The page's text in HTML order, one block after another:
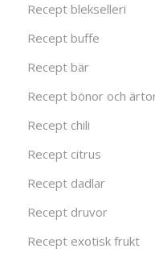
Recept blekselleri
Recept buffe
Recept bär
Recept bönor och
Recept chili
Recept citrus
Recept dadlar
Recept druvor
Recept exotisk frukt